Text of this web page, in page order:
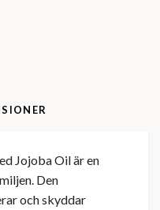
Jojoba Oil är en
Den
och skyddar